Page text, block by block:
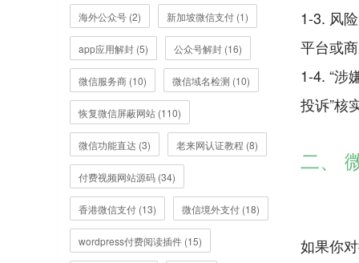
海外公众号 (2) 新加坡微信支付 (1)
app应用解封 (5) 公众号解封 (16)
微信服务商 (10) 微信域名检测 (10)
恢复微信屏蔽网站 (110)
微信功能直达 (3) 老来网认证教程 (8)
付费视频网站源码 (34)
香港微信支付 (13) 微信境外支付 (18)
wordpress付费阅读插件 (15)
1-3. 风
平台或
1-4. “涉
投诉”核
二、
如果你